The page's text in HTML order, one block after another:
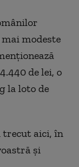
modeste
de lei, o
la loto de
trecut aici, în
și